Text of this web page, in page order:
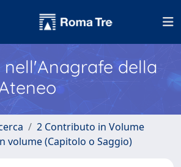
nell'Anagrafe della
2 Contributo in Volume
volume (Capitolo o Saggio)